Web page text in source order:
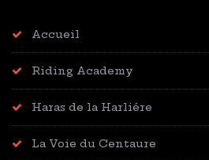
Accueil
Riding Academy
Haras de la Harliére
La Voie du Centaure